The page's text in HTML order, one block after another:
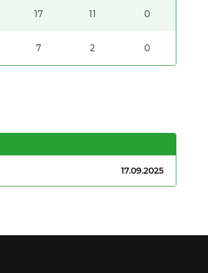
17 11 0
7 2 0
17.09.2025